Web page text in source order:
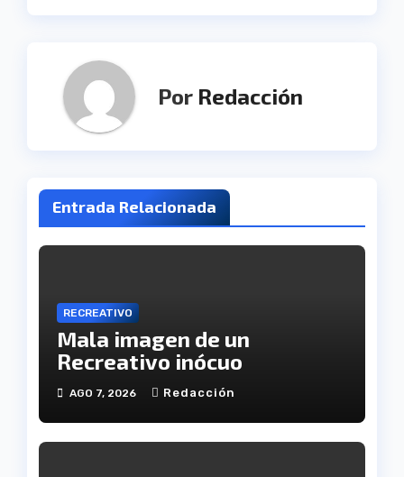
Por Redacción
Entrada Relacionada
RECREATIVO
Mala imagen de un
Recreativo inócuo
AGO 7, 2026 Redacción